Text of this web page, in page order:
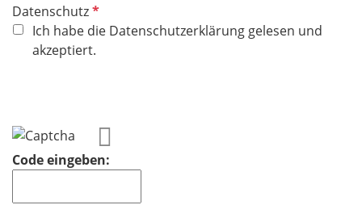
DatenschutzP
f
l
e
Ich habe die Datenschutzerklärung gelesen und
akzeptiert.
Code eingeben: